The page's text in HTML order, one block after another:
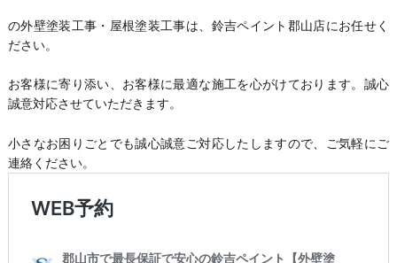
の外壁塗装工事・屋根塗装工事は、鈴吉ペイント郡山店にお任せく
ださい。
お客様に寄り添い、お客様に最適な施工を心がけております。誠心
誠意対応させていただきます。
小さなお困りごとでも誠心誠意ご対応したしますので、ご気軽にご
連絡ください。